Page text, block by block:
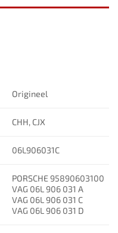
Origineel
CHH, CJX
06L906031C
PORSCHE 95890603100
VAG 06L 906 031 A
VAG 06L 906 031 C
VAG 06L 906 031 D